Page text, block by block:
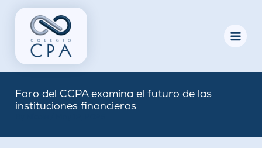
Foro del CCPA examina el futuro de las
instituciones financieras